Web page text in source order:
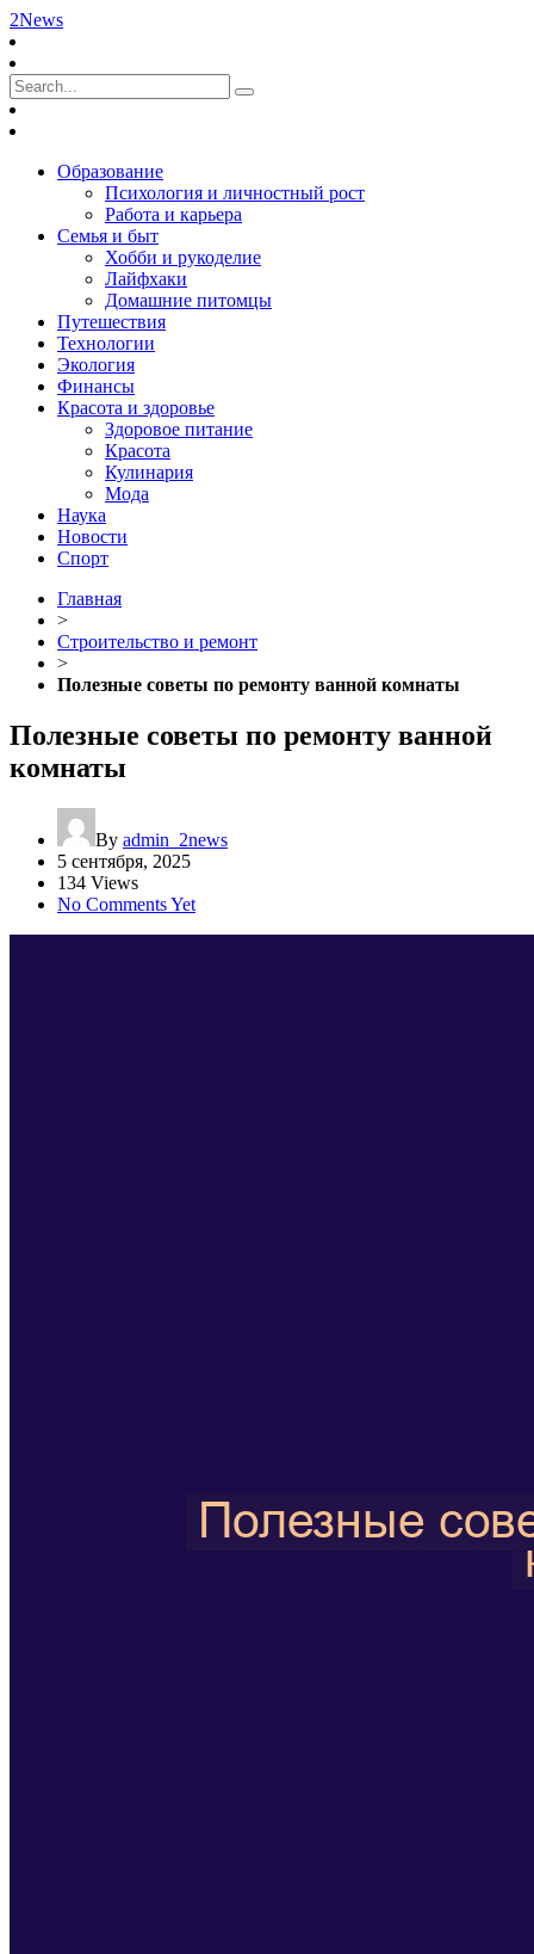
2News
Образование
Психология и личностный рост
Работа и карьера
Семья и быт
Хобби и рукоделие
Лайфхаки
Домашние питомцы
Путешествия
Технологии
Экология
Финансы
Красота и здоровье
Здоровое питание
Красота
Кулинария
Мода
Наука
Новости
Спорт
Главная
>
Строительство и ремонт
>
Полезные советы по ремонту ванной комнаты
Полезные советы по ремонту ванной
комнаты
By admin_2news
5 сентября, 2025
134 Views
No Comments Yet